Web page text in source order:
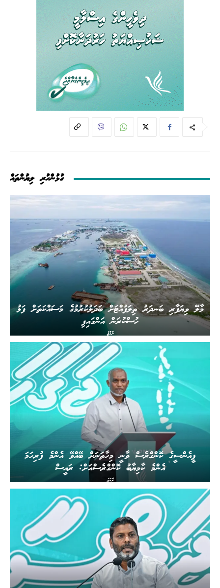
ގުޅުންހުރި ލިޔުންތައް
ރާއްޖެ
މާލޭ ވިޔަފާރި ބަނދަރު ތިލަފުއްޓަށް ބަދަލުކުރުމުގެ މަސައްކަތަށް ފަޅު
ހުސްކުރަން އަންގައިފި
ރާއްޖެ
ޕީއެންސީގެ ކޮންގްރެސް ވާނީ މިހާތަނަށް ބޭއްވޭ އެންމެ ފުރިހަމަ
އެންމެ ކާމިޔާބު ކޮންގްރެސްއަށް: ރައީސް